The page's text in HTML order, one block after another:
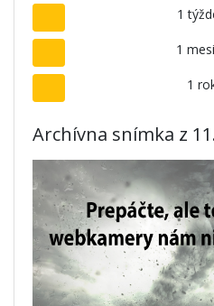
1
1
1
Archívna snímka z